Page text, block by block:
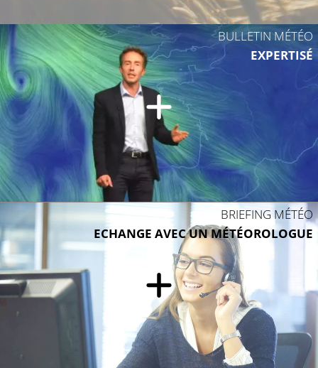
20°C
BULLETIN MÉTÉO
EXPERTISÉ
BRIEFING MÉTÉO
ECHANGE AVEC UN MÉTÉOROLOGUE